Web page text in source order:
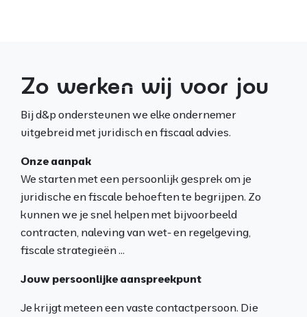
Zo werken wij voor jou
Bij d&p ondersteunen we elke ondernemer
uitgebreid met juridisch en fiscaal advies.
Onze aanpak
We starten met een persoonlijk gesprek om je
juridische en fiscale behoeften te begrijpen. Zo
kunnen we je snel helpen met bijvoorbeeld
contracten, naleving van wet- en regelgeving,
fiscale strategieën ...
Jouw persoonlijke aanspreekpunt
Je krijgt meteen een vaste contactpersoon. Die